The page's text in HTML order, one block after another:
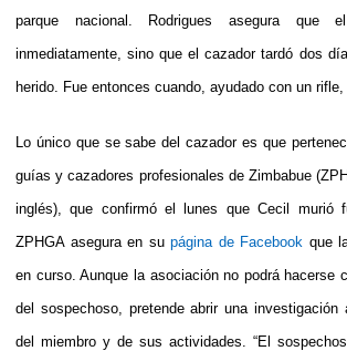
parque nacional. Rodrigues asegura que
inmediatamente, sino que el cazador tardó dos
herido. Fue entonces cuando, ayudado con un rifle,
Lo único que se sabe del cazador es que
guías y cazadores profesionales de Zimbabue
inglés), que confirmó el lunes que Cecil murió
ZPHGA asegura en su página de Facebook que
en curso. Aunque la asociación no podrá hacerse
del sospechoso, pretende abrir una investigación
del miembro y de sus actividades. “El